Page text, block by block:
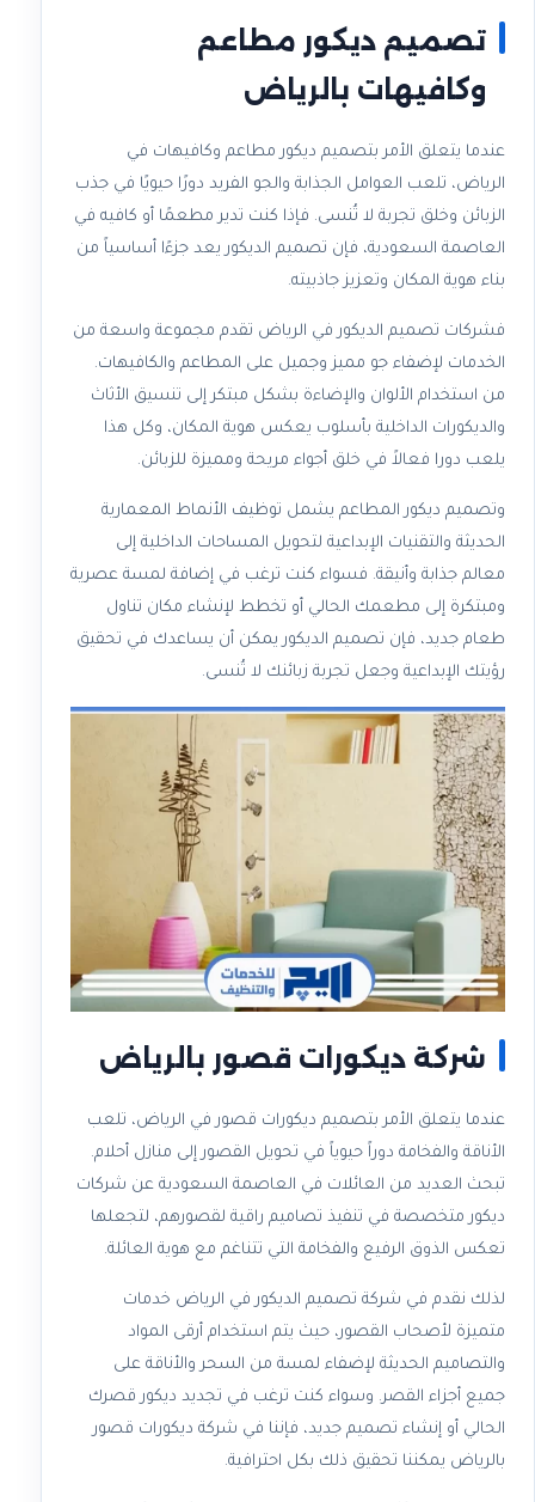
تصميم ديكور مطاعم
وكافيهات بالرياض
عندما يتعلق الأمر بتصميم ديكور مطاعم وكافيهات في
الرياض، تلعب العوامل الجذابة والجو الفريد دورًا حيويًا في جذب
الزبائن وخلق تجربة لا تُنسى. فإذا كنت تدير مطعمًا أو كافيه في
العاصمة السعودية، فإن تصميم الديكور يعد جزءًا أساسياً من
بناء هوية المكان وتعزيز جاذبيته.
فشركات تصميم الديكور في الرياض تقدم مجموعة واسعة من
الخدمات لإضفاء جو مميز وجميل على المطاعم والكافيهات.
من استخدام الألوان والإضاءة بشكل مبتكر إلى تنسيق الأثاث
والديكورات الداخلية بأسلوب يعكس هوية المكان، وكل هذا
يلعب دورا فعالاً في خلق أجواء مريحة ومميزة للزبائن.
وتصميم ديكور المطاعم يشمل توظيف الأنماط المعمارية
الحديثة والتقنيات الإبداعية لتحويل المساحات الداخلية إلى
معالم جذابة وأنيقة. فسواء كنت ترغب في إضافة لمسة عصرية
ومبتكرة إلى مطعمك الحالي أو تخطط لإنشاء مكان تناول
طعام جديد، فإن تصميم الديكور يمكن أن يساعدك في تحقيق
رؤيتك الإبداعية وجعل تجربة زبائنك لا تُنسى.
شركة ديكورات قصور بالرياض
عندما يتعلق الأمر بتصميم ديكورات قصور في الرياض، تلعب
الأناقة والفخامة دوراً حيوياً في تحويل القصور إلى منازل أحلام.
تبحث العديد من العائلات في العاصمة السعودية عن شركات
ديكور متخصصة في تنفيذ تصاميم راقية لقصورهم، لتجعلها
تعكس الذوق الرفيع والفخامة التي تتناغم مع هوية العائلة.
لذلك نقدم في شركة تصميم الديكور في الرياض خدمات
متميزة لأصحاب القصور، حيث يتم استخدام أرقى المواد
والتصاميم الحديثة لإضفاء لمسة من السحر والأناقة على
جميع أجزاء القصر. وسواء كنت ترغب في تجديد ديكور قصرك
الحالي أو إنشاء تصميم جديد، فإننا في شركة ديكورات قصور
بالرياض يمكننا تحقيق ذلك بكل احترافية.